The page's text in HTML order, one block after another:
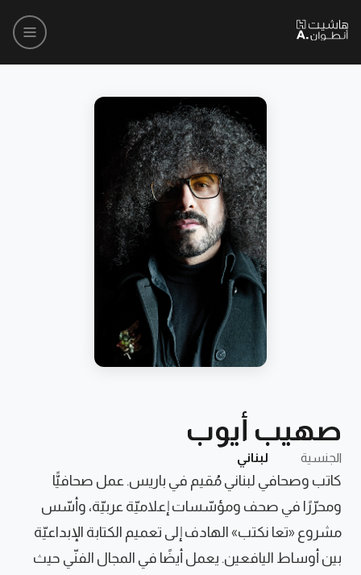
صهيب أيوب
الجنسية لبناني
كاتب وصحافي لبناني مُقيم في باريس. عمل صحافيًّا
ومحرّرًا في صحف ومؤسّسات إعلاميّة عربيّة، وأسّس
مشروع «تعا نكتب» الهادف إلى تعميم الكتابة الإبداعيّة
بين أوساط اليافعين. يعمل أيضًا في المجال الفنّي حيث